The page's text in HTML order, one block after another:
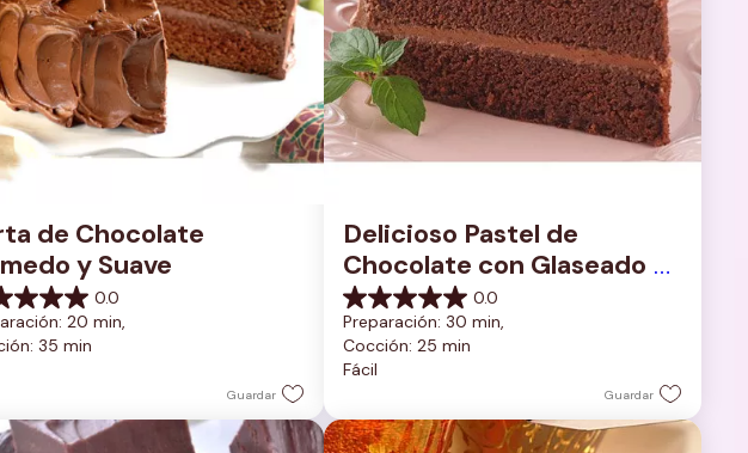
de Chocolate
y Suave
0.0
20 min,
35 min
Guardar
Delicioso Pastel de
Chocolate con Glaseado
de Chocolate Rico y
Cremoso
0.0
0.0
de
5
estrellas.
Preparación: 30 min,
Cocción: 25 min
Fácil
Guardar